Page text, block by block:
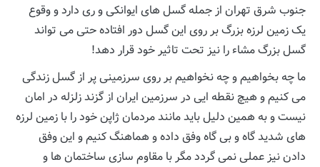
جنوب شرق تهران از جمله گسل های ایوانکی و ری دارد و وقوع
یک زمین لرزه بزرگ بر روی این گسل دور افتاده حتی می تواند
گسل بزرگ مشاء را نیز تحت تاثیر خود قرار دهد!
ما چه بخواهیم و چه نخواهیم بر روی سرزمینی پر از گسل زندگی
می کنیم و هیچ نقطه ایی در سرزمین ایران از گزند زلزله در امان
نیست و به همین دلیل باید مانند مردمان ژاپن خود را با زمین لرزه
های شدید گاه و بی گاه وفق داده و هماهنگ کنیم و این وفق
دادن نیز عملی نمی گردد مگر با مقاوم سازی ساختمان ها و